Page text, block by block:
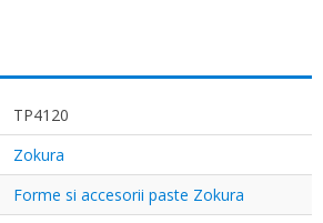
TP4120
Zokura
Forme si accesorii paste Zokura